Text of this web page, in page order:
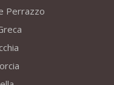
Perrazzo